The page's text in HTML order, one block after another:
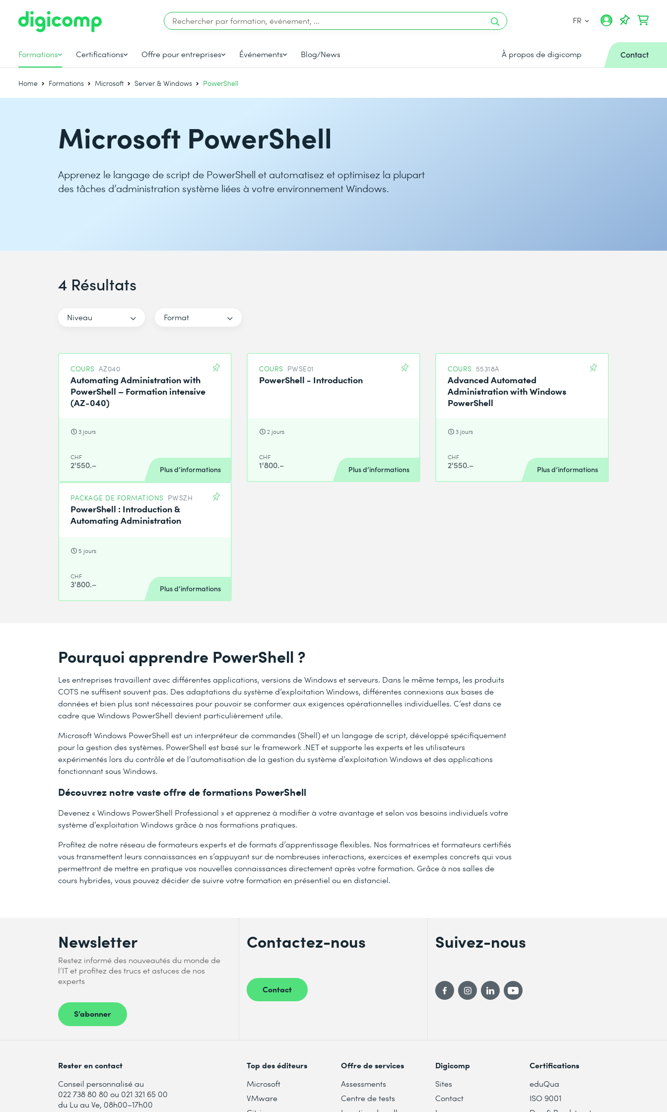
FR
Formations Certifications Offre pour entreprises Événements Blog/News À propos de digicomp Contact
Home Formations Microsoft Server & Windows PowerShell
Microsoft PowerShell
Apprenez le langage de script de PowerShell et automatisez et optimisez la plupart
des tâches d’administration système liées à votre environnement Windows.
4 Résultats
Niveau Format
COURS AZ040
Automating Administration with
PowerShell – Formation intensive
(AZ-040)
3 jours
CHF
2'550.– Plus d’informations
COURS PWSE01
PowerShell - Introduction
2 jours
CHF
1'800.– Plus d’informations
COURS 55318A
Advanced Automated
Administration with Windows
PowerShell
3 jours
CHF
2'550.– Plus d’informations
PACKAGE DE FORMATIONS PWSZH
PowerShell : Introduction &
Automating Administration
5 jours
CHF
3'800.– Plus d’informations
Pourquoi apprendre PowerShell ?
Les entreprises travaillent avec différentes applications, versions de Windows et serveurs. Dans le même temps, les produits
COTS ne suffisent souvent pas. Des adaptations du système d’exploitation Windows, différentes connexions aux bases de
données et bien plus sont nécessaires pour pouvoir se conformer aux exigences opérationnelles individuelles. C’est dans ce
cadre que Windows PowerShell devient particulièrement utile.
Microsoft Windows PowerShell est un interpréteur de commandes (Shell) et un langage de script, développé spécifiquement
pour la gestion des systèmes. PowerShell est basé sur le framework .NET et supporte les experts et les utilisateurs
expérimentés lors du contrôle et de l’automatisation de la gestion du système d’exploitation Windows et des applications
fonctionnant sous Windows.
Découvrez notre vaste offre de formations PowerShell
Devenez « Windows PowerShell Professional » et apprenez à modifier à votre avantage et selon vos besoins individuels votre
système d’exploitation Windows grâce à nos formations pratiques.
Profitez de notre réseau de formateurs experts et de formats d’apprentissage flexibles. Nos formatrices et formateurs certifiés
vous transmettent leurs connaissances en s’appuyant sur de nombreuses interactions, exercices et exemples concrets qui vous
permettront de mettre en pratique vos nouvelles connaissances directement après votre formation. Grâce à nos salles de
cours hybrides, vous pouvez décider de suivre votre formation en présentiel ou en distanciel.
Newsletter
Restez informé des nouveautés du monde de
l’IT et profitez des trucs et astuces de nos
experts
S’abonner
Contactez-nous
Contact
Suivez-nous
Rester en contact
Conseil personnalisé au
022 738 80 80 ou 021 321 65 00
du Lu au Ve, 08h00–17h00
Top des éditeurs
Microsoft
VMware
Offre de services
Assessments
Centre de tests
Digicomp
Sites
Contact
Certifications
eduQua
ISO 9001